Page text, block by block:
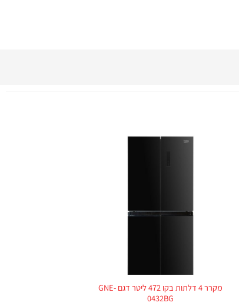
מקרר 4 דלתות בקו 472 ליטר דגם GNE-
0432BG